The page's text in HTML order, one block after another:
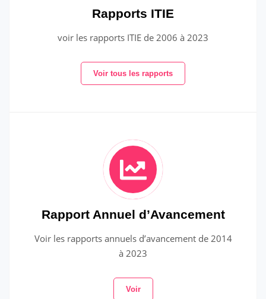
Rapports ITIE
voir les rapports ITIE de 2006 à 2023
Voir tous les rapports
Rapport Annuel d’Avancement
Voir les rapports annuels d’avancement de 2014
à 2023
Voir